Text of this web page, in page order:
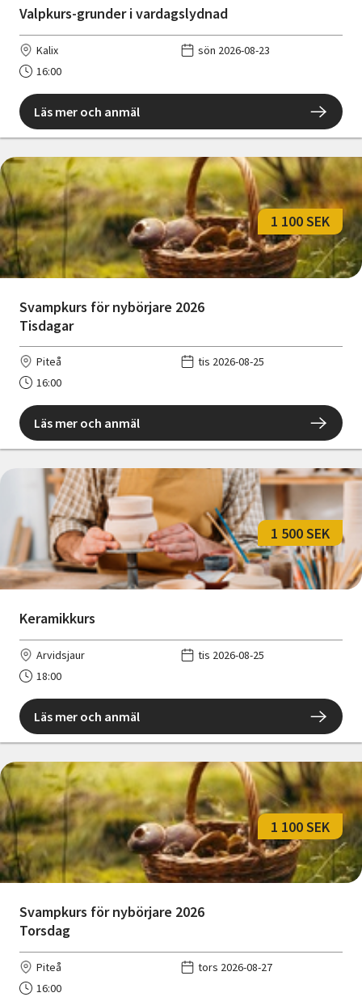
Valpkurs-grunder i vardagslydnad
Kalix
sön 2026-08-23
16:00
Läs mer och anmäl
Svampkurs för nybörjare 2026
Tisdagar
1 100 SEK
Piteå
tis 2026-08-25
16:00
Läs mer och anmäl
Keramikkurs
1 500 SEK
Arvidsjaur
tis 2026-08-25
18:00
Läs mer och anmäl
Svampkurs för nybörjare 2026
Torsdag
1 100 SEK
Piteå
tors 2026-08-27
16:00